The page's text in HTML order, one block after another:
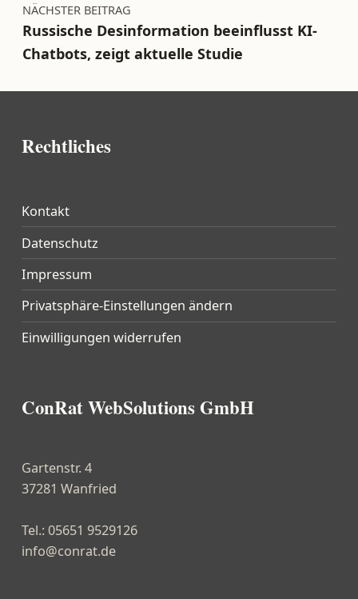
NÄCHSTER BEITRAG
Russische Desinformation beeinflusst KI-
Chatbots, zeigt aktuelle Studie
Rechtliches
Kontakt
Datenschutz
Impressum
Privatsphäre-Einstellungen ändern
Einwilligungen widerrufen
ConRat WebSolutions GmbH
Gartenstr. 4
37281 Wanfried
Tel.: 05651 9529126
info@conrat.de